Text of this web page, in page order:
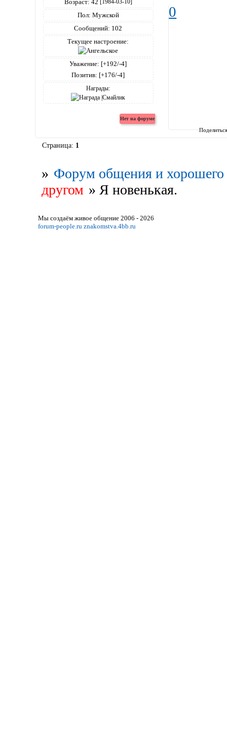
Возраст: 42 [1984-03-10]
Пол: Мужской
Сообщений: 102
Текущее настроение:
Уважение: [+192/-4]
Позитив: [+176/-4]
Награды:
0
Страница: 1
» Форум общения и хорошего
другом » ​Я новенькая.
Мы создаём живое общение 2006 - 2026
forum-people.ru znakomstva.4bb.ru